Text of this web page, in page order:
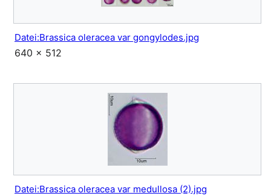
Datei:Brassica oleracea var gongylodes.jpg
640 × 512
Datei:Brassica oleracea var medullosa (2).jpg